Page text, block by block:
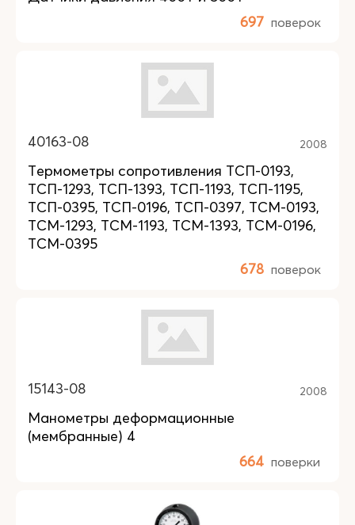
697 поверок
40163-08 2008
Термометры сопротивления ТСП-0193,
ТСП-1293, ТСП-1393, ТСП-1193, ТСП-1195,
ТСП-0395, ТСП-0196, ТСП-0397, ТСМ-0193,
ТСМ-1293, ТСМ-1193, ТСМ-1393, ТСМ-0196,
ТСМ-0395
678 поверок
15143-08 2008
Манометры деформационные
(мембранные) 4
664 поверки